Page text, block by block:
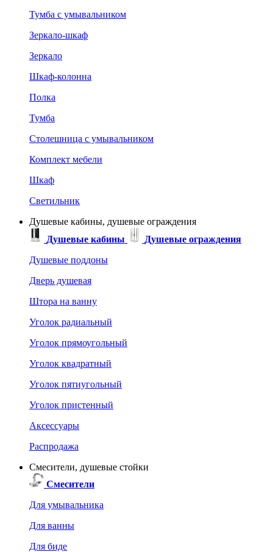
Тумба с умывальником
Зеркало-шкаф
Зеркало
Шкаф-колонна
Полка
Тумба
Столешница с умывальником
Комплект мебели
Шкаф
Светильник
Душевые кабины, душевые ограждения
Душевые кабины
Душевые ограждения
Душевые поддоны
Дверь душевая
Штора на ванну
Уголок радиальный
Уголок прямоугольный
Уголок квадратный
Уголок пятиугольный
Уголок пристенный
Аксессуары
Распродажа
Смесители, душевые стойки
Смесители
Для умывальника
Для ванны
Для биде